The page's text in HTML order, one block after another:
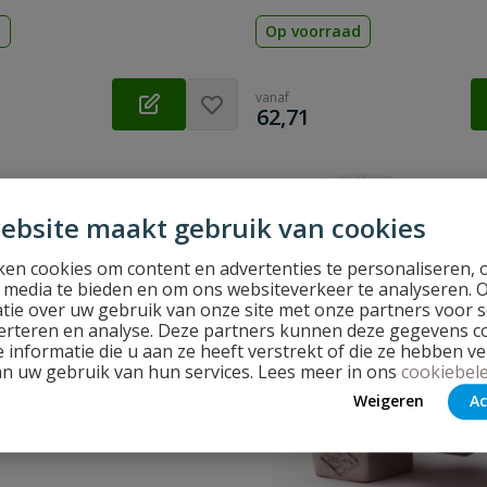
maakt gebruik van cookies
cookies om content en advertenties te personaliseren,
te bieden en om ons websiteverkeer te analyseren.
over uw gebruik van onze site met onze partners voor
en analyse. Deze partners kunnen deze gegevens
informatie die u aan ze heeft verstrekt of die ze hebben
uw gebruik van hun services. Lees meer in ons
Weigeren
Op voorraad
vanaf
€
62,71